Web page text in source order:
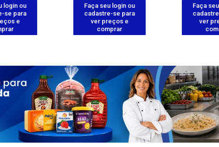
login ou
se para
e
Faça seu login ou
cadastre-se para
ver preços e
comprar
Faça
ver